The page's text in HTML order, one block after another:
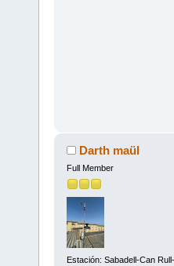
Darth maül
Full Member
Estación: Sabadell-Can Rull-